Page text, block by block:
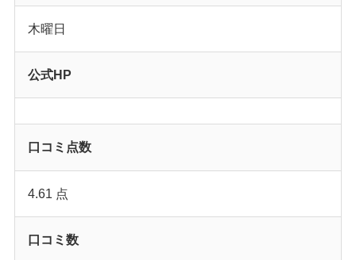
木曜日
公式HP
口コミ点数
4.61 点
口コミ数